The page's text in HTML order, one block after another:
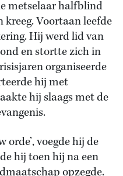
metselaar halfblind
Voortaan leefde
Hij werd lid van
en stortte zich in
organiseerde
hij met
hij slaags met de
orde’, voegde hij de
hij toen hij na een
opzegde.